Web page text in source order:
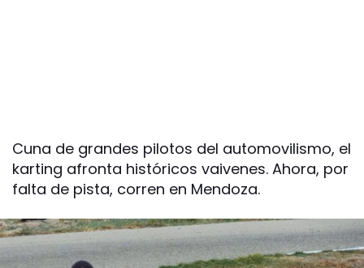
Cuna de grandes pilotos del automovilismo, el
karting afronta históricos vaivenes. Ahora, por
falta de pista, corren en Mendoza.